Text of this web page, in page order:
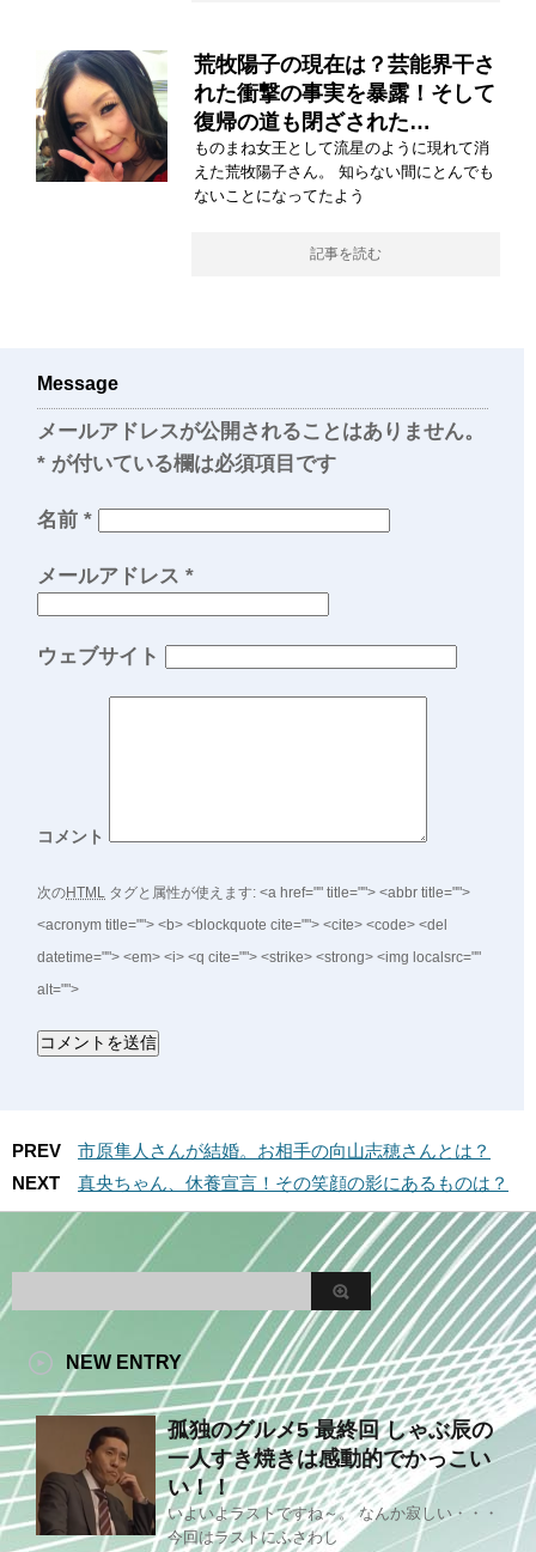
荒牧陽子の現在は？芸能界干さ
れた衝撃の事実を暴露！そして
復帰の道も閉ざされた…
ものまね女王として流星のように現れて消
えた荒牧陽子さん。 知らない間にとんでも
ないことになってたよう
記事を読む
Message
メールアドレスが公開されることはありません。
* が付いている欄は必須項目です
名前 *
メールアドレス *
ウェブサイト
コメント
次のHTML タグと属性が使えます: <a href="" title=""> <abbr title="">
<acronym title=""> <b> <blockquote cite=""> <cite> <code> <del
datetime=""> <em> <i> <q cite=""> <strike> <strong> <img localsrc=""
alt="">
PREV
市原隼人さんが結婚。お相手の向山志穂さんとは？
NEXT
真央ちゃん、休養宣言！その笑顔の影にあるものは？
NEW ENTRY
孤独のグルメ5 最終回 しゃぶ辰の
一人すき焼きは感動的でかっこい
い！！
いよいよラストですね～。 なんか寂しい・・・
今回はラストにふさわし